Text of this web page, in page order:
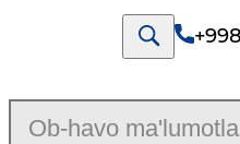
Ob-havo